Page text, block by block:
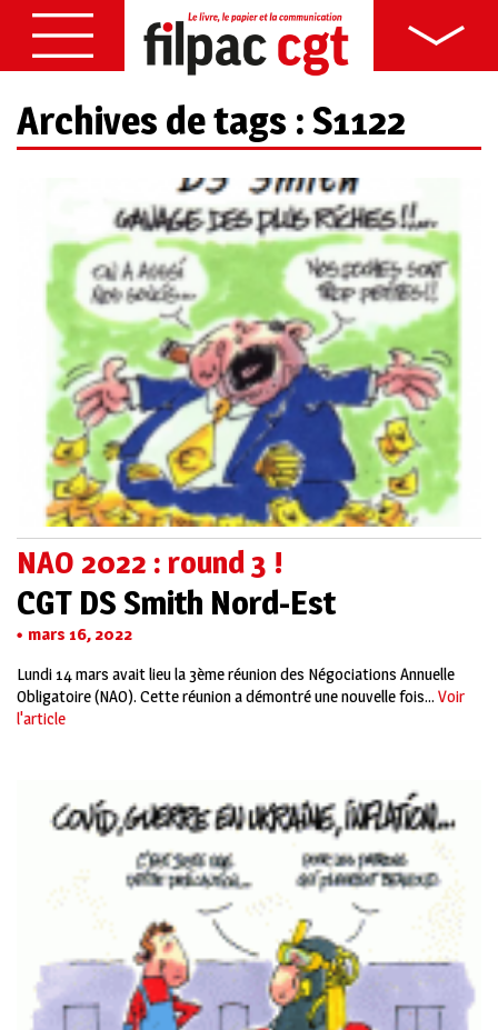
Archives de tags : S1122
NAO 2022 : round 3 !
CGT DS Smith Nord-Est
mars 16, 2022
Lundi 14 mars avait lieu la 3ème réunion des Négociations Annuelle
Obligatoire (NAO). Cette réunion a démontré une nouvelle fois... Voir
l'article